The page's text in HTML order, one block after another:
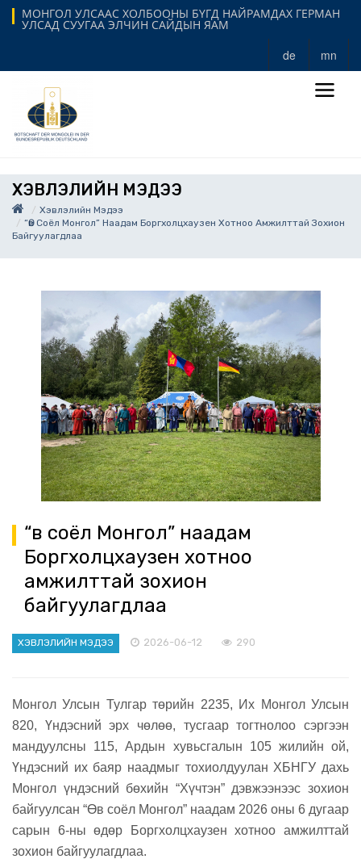
МОНГОЛ УЛСААС ХОЛБООНЫ БҮГД НАЙРАМДАХ ГЕРМАН
УЛСАД СУУГАА ЭЛЧИН САЙДЫН ЯАМ
de mn
ХЭВЛЭЛИЙН МЭДЭЭ
Хэвлэлийн Мэдээ
“Өв Соёл Монгол” Наадам Боргхолцхаузен Хотноо Амжилттай Зохион
Байгуулагдлаа
“Өв соёл Монгол” наадам
Боргхолцхаузен хотноо
амжилттай зохион
байгуулагдлаа
ХЭВЛЭЛИЙН МЭДЭЭ 2026-06-12 290
Монгол Улсын Тулгар төрийн 2235, Их Монгол Улсын
820, Үндэсний эрх чөлөө, тусгаар тогтнолоо сэргээн
мандуулсны 115, Ардын хувьсгалын 105 жилийн ой,
Үндэсний их баяр наадмыг тохиолдуулан ХБНГУ дахь
Монгол үндэсний бөхийн “Хүчтэн” дэвжээнээс зохион
байгуулсан “Өв соёл Монгол” наадам 2026 оны 6 дугаар
сарын 6-ны өдөр Боргхолцхаузен хотноо амжилттай
зохион байгуулагдлаа.